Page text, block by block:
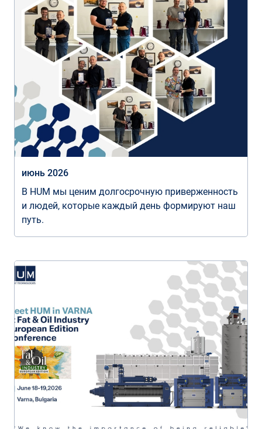
июнь 2026
В HUM мы ценим долгосрочную приверженность
и людей, которые каждый день формируют наш
путь.